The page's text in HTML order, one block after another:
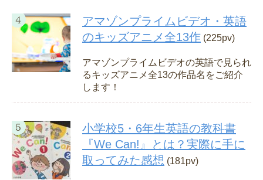
アマゾンプライムビデオ・英語
のキッズアニメ全13作 (225pv)
アマゾンプライムビデオの英語で見られ
るキッズアニメ全13の作品名をご紹介
します！
小学校5・6年生英語の教科書
『We Can!』とは？実際に手に
取ってみた感想 (181pv)